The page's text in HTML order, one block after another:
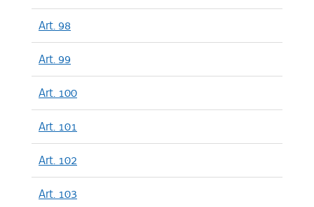
Art. 98
Art. 99
Art. 100
Art. 101
Art. 102
Art. 103